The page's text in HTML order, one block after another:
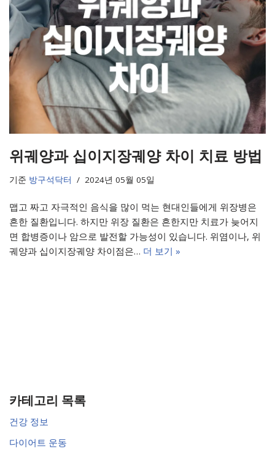
위궤양과 십이지장궤양 차이 치료 방법
기준 방구석닥터 2024년 05월 05일
맵고 짜고 자극적인 음식을 많이 먹는 현대인들에게 위장병은
흔한 질환입니다. 하지만 위장 질환은 흔한지만 치료가 늦어지
면 합병증이나 암으로 발전할 가능성이 있습니다. 위염이나, 위
궤양과 십이지장궤양 차이점은… 더 보기 »
카테고리 목록
건강 정보
다이어트 운동